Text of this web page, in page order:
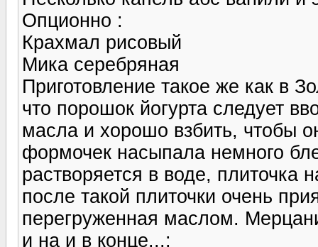
Опционно :
Крахмал рисовый
Мика серебряная
Приготовление такое же как в
что порошок йогурта следует
масла и хорошо взбить, чтобы
формочек насыпала немного
растворяется в воде,
после такой плиточки очень
перегруженная маслом.
и на и в конце...: